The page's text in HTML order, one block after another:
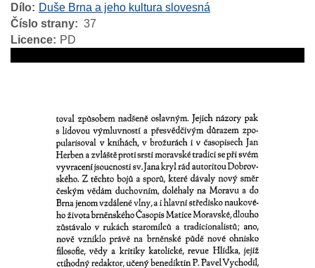
Dílo
Duše Brna a jeho kultura slovesná
Číslo strany
37
Licence
PD